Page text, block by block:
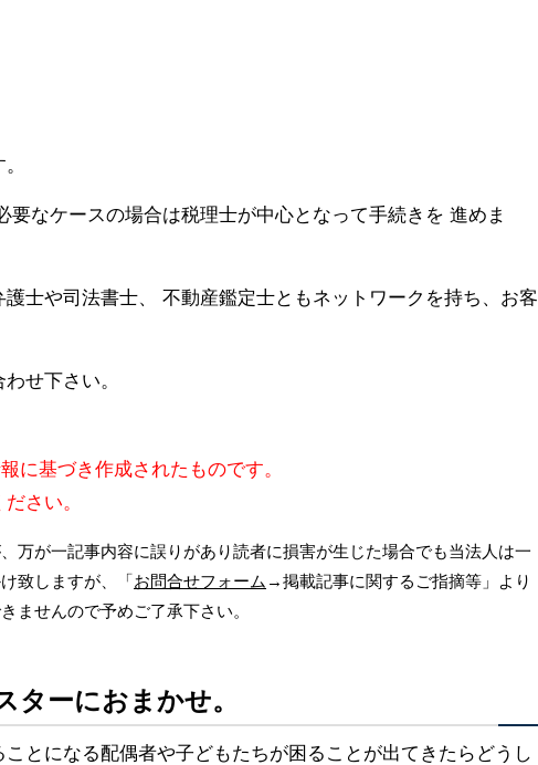
なケースの場合は税理士が中心となって手続きを 進めま
士や司法書士、 不動産鑑定士ともネットワークを持ち、お客
せ下さい。
に基づき作成されたものです。
さい。
が一記事内容に誤りがあり読者に損害が生じた場合でも当法人は一
致しますが、「お問合せフォーム →掲載記事に関するご指摘等」より
ませんので予めご了承下さい。
ターにおまかせ。
とになる配偶者や子どもたちが困ることが出てきたらどうし